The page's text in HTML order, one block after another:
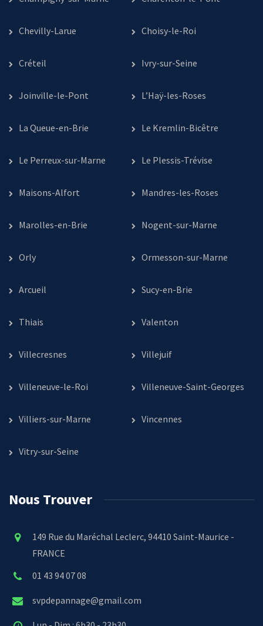
Chevilly-Larue Choisy-le-Roi
Créteil Ivry-sur-Seine
Joinville-le-Pont L’Haÿ-les-Roses
La Queue-en-Brie Le Kremlin-Bicêtre
Le Perreux-sur-Marne Le Plessis-Trévise
Maisons-Alfort Mandres-les-Roses
Marolles-en-Brie Nogent-sur-Marne
Orly Ormesson-sur-Marne
Arcueil Sucy-en-Brie
Thiais Valenton
Villecresnes Villejuif
Villeneuve-le-Roi Villeneuve-Saint-Georges
Villiers-sur-Marne Vincennes
Vitry-sur-Seine
Nous Trouver
149 Rue du Maréchal Leclerc, 94410 Saint-Maurice -
FRANCE
01 43 94 07 08
svpdepannage@gmail.com